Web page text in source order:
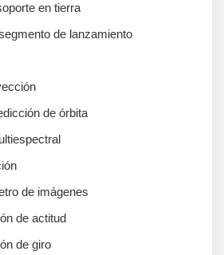
en tierra
de lanzamiento
de órbita
de imágenes
de actitud
de giro